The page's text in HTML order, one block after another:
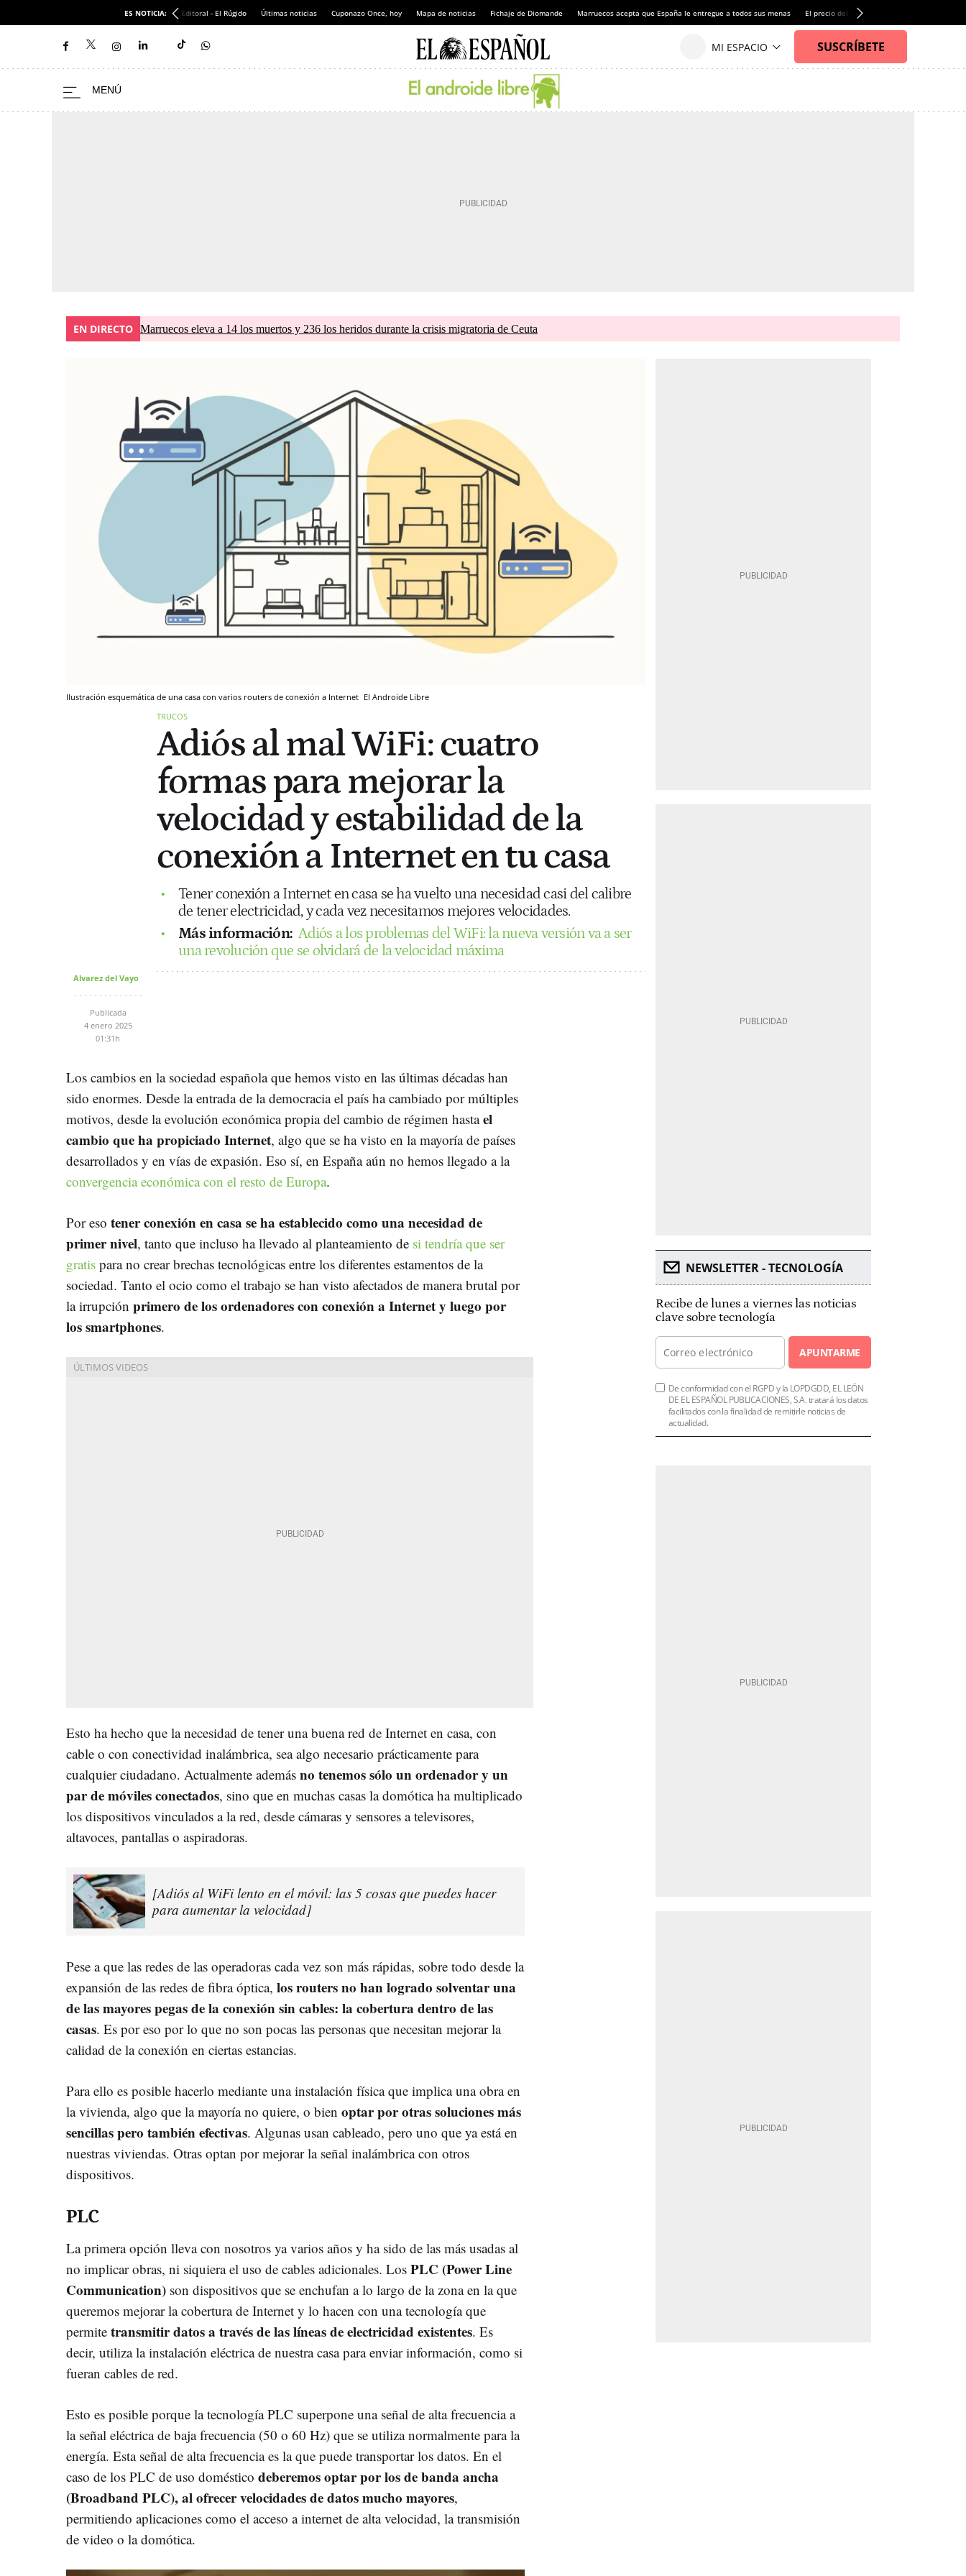
ES NOTICIA: Editoral - El Rúgido Últimas noticias Cuponazo Once, hoy Mapa de noticias Fichaje de Diomande Marruecos acepta que España le entregue a todos sus menas El precio del alquiler de vivienda baja por
EN DIRECTO Marruecos eleva a 14 los muertos y 236 los heridos durante la crisis migratoria de Ceuta
Ilustración esquemática de una casa con varios routers de conexión a Internet El Androide Libre
TRUCOS
Adiós al mal WiFi: cuatro
formas para mejorar la
velocidad y estabilidad de la
conexión a Internet en tu casa
Tener conexión a Internet en casa se ha vuelto una necesidad casi del calibre
de tener electricidad, y cada vez necesitamos mejores velocidades.
Más información: Adiós a los problemas del WiFi: la nueva versión va a ser
una revolución que se olvidará de la velocidad máxima
Alvarez del Vayo
Publicada
4 enero 2025
01:31h
Los cambios en la sociedad española que hemos visto en las últimas décadas han
sido enormes. Desde la entrada de la democracia el país ha cambiado por múltiples
motivos, desde la evolución económica propia del cambio de régimen hastael
cambio que ha propiciado Internet, algo que se ha visto en la mayoría de países
desarrollados y en vías de expasión. Eso sí, en España aún no hemos llegado a la
convergencia económica con el resto de Europa.
Por eso tener conexión en casa se ha establecido como una necesidad de
primer nivel, tanto que incluso ha llevado al planteamiento de si tendría que ser
gratis para no crear brechas tecnológicas entre los diferentes estamentos de la
sociedad. Tanto el ocio como el trabajo se han visto afectados de manera brutal por
la irrupción primero de los ordenadores con conexión a Internet y luego por
los smartphones.
Esto ha hecho que la necesidad de tener una buena red de Internet en casa, con
cable o con conectividad inalámbrica, sea algo necesario prácticamente para
cualquier ciudadano. Actualmente además no tenemos sólo un ordenador y un
par de móviles conectados, sino que en muchas casas la domótica ha multiplicado
los dispositivos vinculados a la red, desde cámaras y sensores a televisores,
altavoces, pantallas o aspiradoras.
[Adiós al WiFi lento en el móvil: las 5 cosas que puedes hacer
para aumentar la velocidad]
Pese a que las redes de las operadoras cada vez son más rápidas, sobre todo desde la
expansión de las redes de fibra óptica, los routers no han logrado solventar una
de las mayores pegas de la conexión sin cables: la cobertura dentro de las
casas. Es por eso por lo que no son pocas las personas que necesitan mejorar la
calidad de la conexión en ciertas estancias.
Para ello es posible hacerlo mediante una instalación física que implica una obra en
la vivienda, algo que la mayoría no quiere, o bien optar por otras soluciones más
sencillas pero también efectivas. Algunas usan cableado, pero uno que ya está en
nuestras viviendas. Otras optan por mejorar la señal inalámbrica con otros
dispositivos.
PLC
La primera opción lleva con nosotros ya varios años y ha sido de las más usadas al
no implicar obras, ni siquiera el uso de cables adicionales. Los PLC (Power Line
Communication) son dispositivos que se enchufan a lo largo de la zona en la que
queremos mejorar la cobertura de Internet y lo hacen con una tecnología que
permite transmitir datos a través de las líneas de electricidad existentes. Es
decir, utiliza la instalación eléctrica de nuestra casa para enviar información, como si
fueran cables de red.
Esto es posible porque la tecnología PLC superpone una señal de alta frecuencia a
la señal eléctrica de baja frecuencia (50 o 60 Hz) que se utiliza normalmente para la
energía. Esta señal de alta frecuencia es la que puede transportar los datos. En el
caso de los PLC de uso doméstico deberemos optar por los de banda ancha
(Broadband PLC), al ofrecer velocidades de datos mucho mayores,
permitiendo aplicaciones como el acceso a internet de alta velocidad, la transmisión
de video o la domótica.
NEWSLETTER - TECNOLOGÍA
Recibe de lunes a viernes las noticias
clave sobre tecnología
APUNTARME
De conformidad con el RGPD y la LOPDGDD, EL LEÓN
DE EL ESPAÑOL PUBLICACIONES, S.A. tratará los datos
facilitados con la finalidad de remitirle noticias de
actualidad.